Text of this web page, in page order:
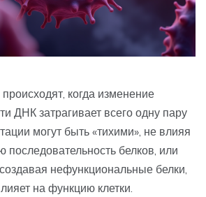
когда изменение
ДНК затрагивает всего одну пару
могут быть «тихими», не влияя
последовательность белков, или
нефункциональные белки,
на функцию клетки.